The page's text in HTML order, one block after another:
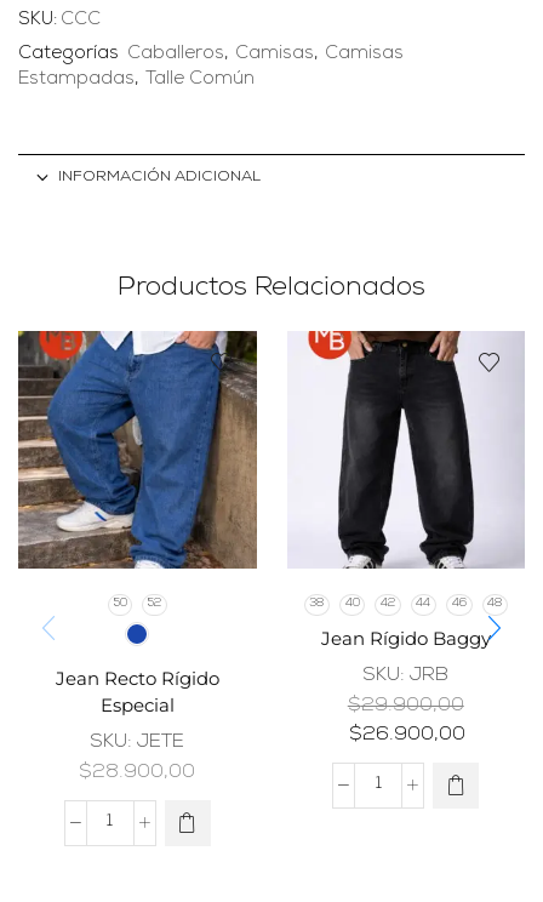
SKU: CCC
Categorías Caballeros, Camisas, Camisas
Estampadas, Talle Común
INFORMACIÓN ADICIONAL
Productos Relacionados
50 52
Jean Recto Rígido
Especial
SKU:JETE
$28.900,00
38 40 42 44 46 48
Jean Rígido Baggy
SKU:JRB
$29.900,00
$26.900,00